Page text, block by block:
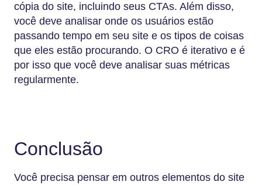
cópia do site, incluindo seus CTAs. Além disso,
você deve analisar onde os usuários estão
passando tempo em seu site e os tipos de coisas
que eles estão procurando. O CRO é iterativo e é
por isso que você deve analisar suas métricas
regularmente.
Conclusão
Você precisa pensar em outros elementos do site